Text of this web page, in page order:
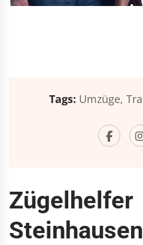
Tags: Umzüge,
Zügelhelfer